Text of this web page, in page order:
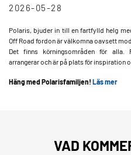
2026-05-28
Polaris, bjuder in till en fartfylld helg
Off Road fordon är välkomna oavsett
Det finns körningsområden för alla.
arrangerar och är på plats för inspiration
Häng med Polarisfamiljen! Läs mer
VAD